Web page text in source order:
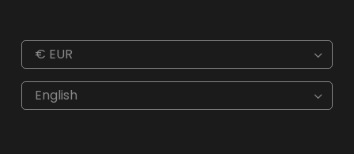
€ EUR
€ EUR
$ USD
fr. CHF
English